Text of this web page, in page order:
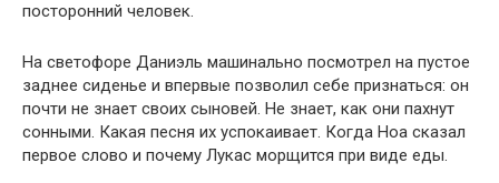
посторонний человек.
На светофоре Даниэль машинально посмотрел на пустое
заднее сиденье и впервые позволил себе признаться: он
почти не знает своих сыновей. Не знает, как они пахнут
сонными. Какая песня их успокаивает. Когда Ноа сказал
первое слово и почему Лукас морщится при виде еды.